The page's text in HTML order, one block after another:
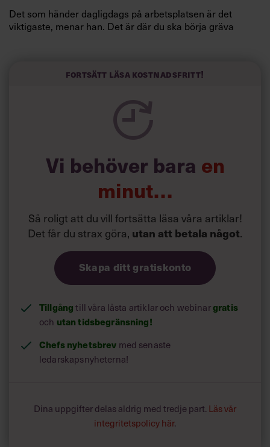
Det som händer dagligdags på arbetsplatsen är det
viktigaste, menar han. Det är där du ska börja gräva
och höjt arbetsglädjen på Google:
Fortsätt läsa kostnadsfritt!
Vi behöver bara en
minut…
Så roligt att du vill fortsätta läsa våra artiklar!
Det får du strax göra, utan att betala något.
Skapa ditt gratiskonto
Tillgångtill våra låsta artiklar och webinargratis
och utan tidsbegränsning!
Chefs nyhetsbrev med senaste
ledarskapsnyheterna!
Dina uppgifter delas aldrig med tredje part. Läs vår
integritetspolicy här.